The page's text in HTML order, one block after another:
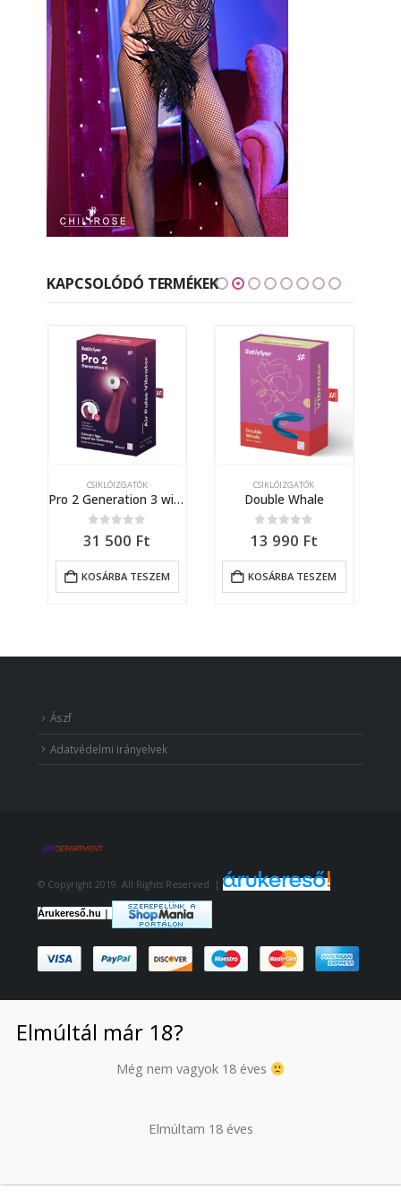
KAPCSOLÓDÓ TERMÉKEK
CSIKLÓIZGATÓK
Pro 2 Generation 3 with Liquid Air wine red Bluetooth/App
0out of 5
31 500 Ft
KOSÁRBA TESZEM
CSIKLÓIZGATÓK
Double Whale
0out of 5
13 990 Ft
KOSÁRBA TESZEM
Ászf
Adatvédelmi irányelvek
© Copyright 2019. All Rights Reserved. |
Árukereső.hu |
Elmúltál már 18?
Még nem vagyok 18 éves
Elmúltam 18 éves